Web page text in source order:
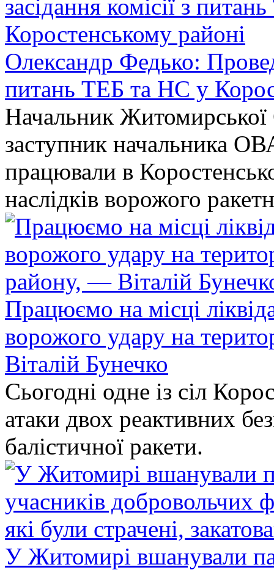
Олександр Федько:
питань ТЕБ та НС у
Начальник
заступник начальника
працювали в
наслідків ворожого
Працюємо на місці
ворожого удару на
Віталій Бунечко
Сьогодні одне із сіл
атаки двох реактивних
балістичної ракети.
У Житомирі вшанували